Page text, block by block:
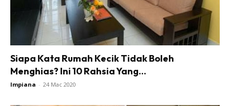
Impiana Makeover
Makeover Ruang Selebriti
Destinasi
Kafe
Hartanah
Siapa Kata Rumah Kecik Tidak Boleh
Menghias? Ini 10 Rahsia Yang...
Impiana - 24 Mac 2020